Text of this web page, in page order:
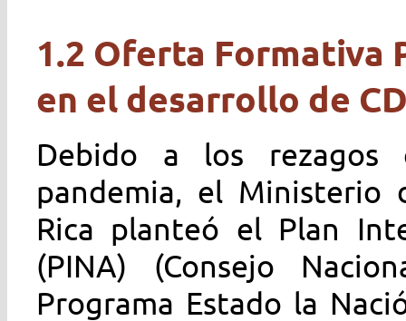
1.2 Oferta Formativa
en el desarrollo de
Debido a los rezagos
pandemia, el Ministerio
Rica planteó el Plan
(PINA) (Consejo
Programa Estado la